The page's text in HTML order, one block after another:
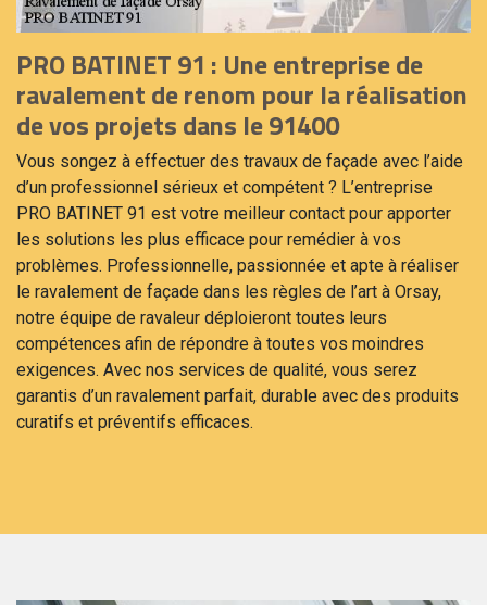
PRO BATINET 91 : Une entreprise de
ravalement de renom pour la réalisation
de vos projets dans le 91400
Vous songez à effectuer des travaux de façade avec l’aide
d’un professionnel sérieux et compétent ? L’entreprise
PRO BATINET 91 est votre meilleur contact pour apporter
les solutions les plus efficace pour remédier à vos
problèmes. Professionnelle, passionnée et apte à réaliser
le ravalement de façade dans les règles de l’art à Orsay,
notre équipe de ravaleur déploieront toutes leurs
compétences afin de répondre à toutes vos moindres
exigences. Avec nos services de qualité, vous serez
garantis d’un ravalement parfait, durable avec des produits
curatifs et préventifs efficaces.